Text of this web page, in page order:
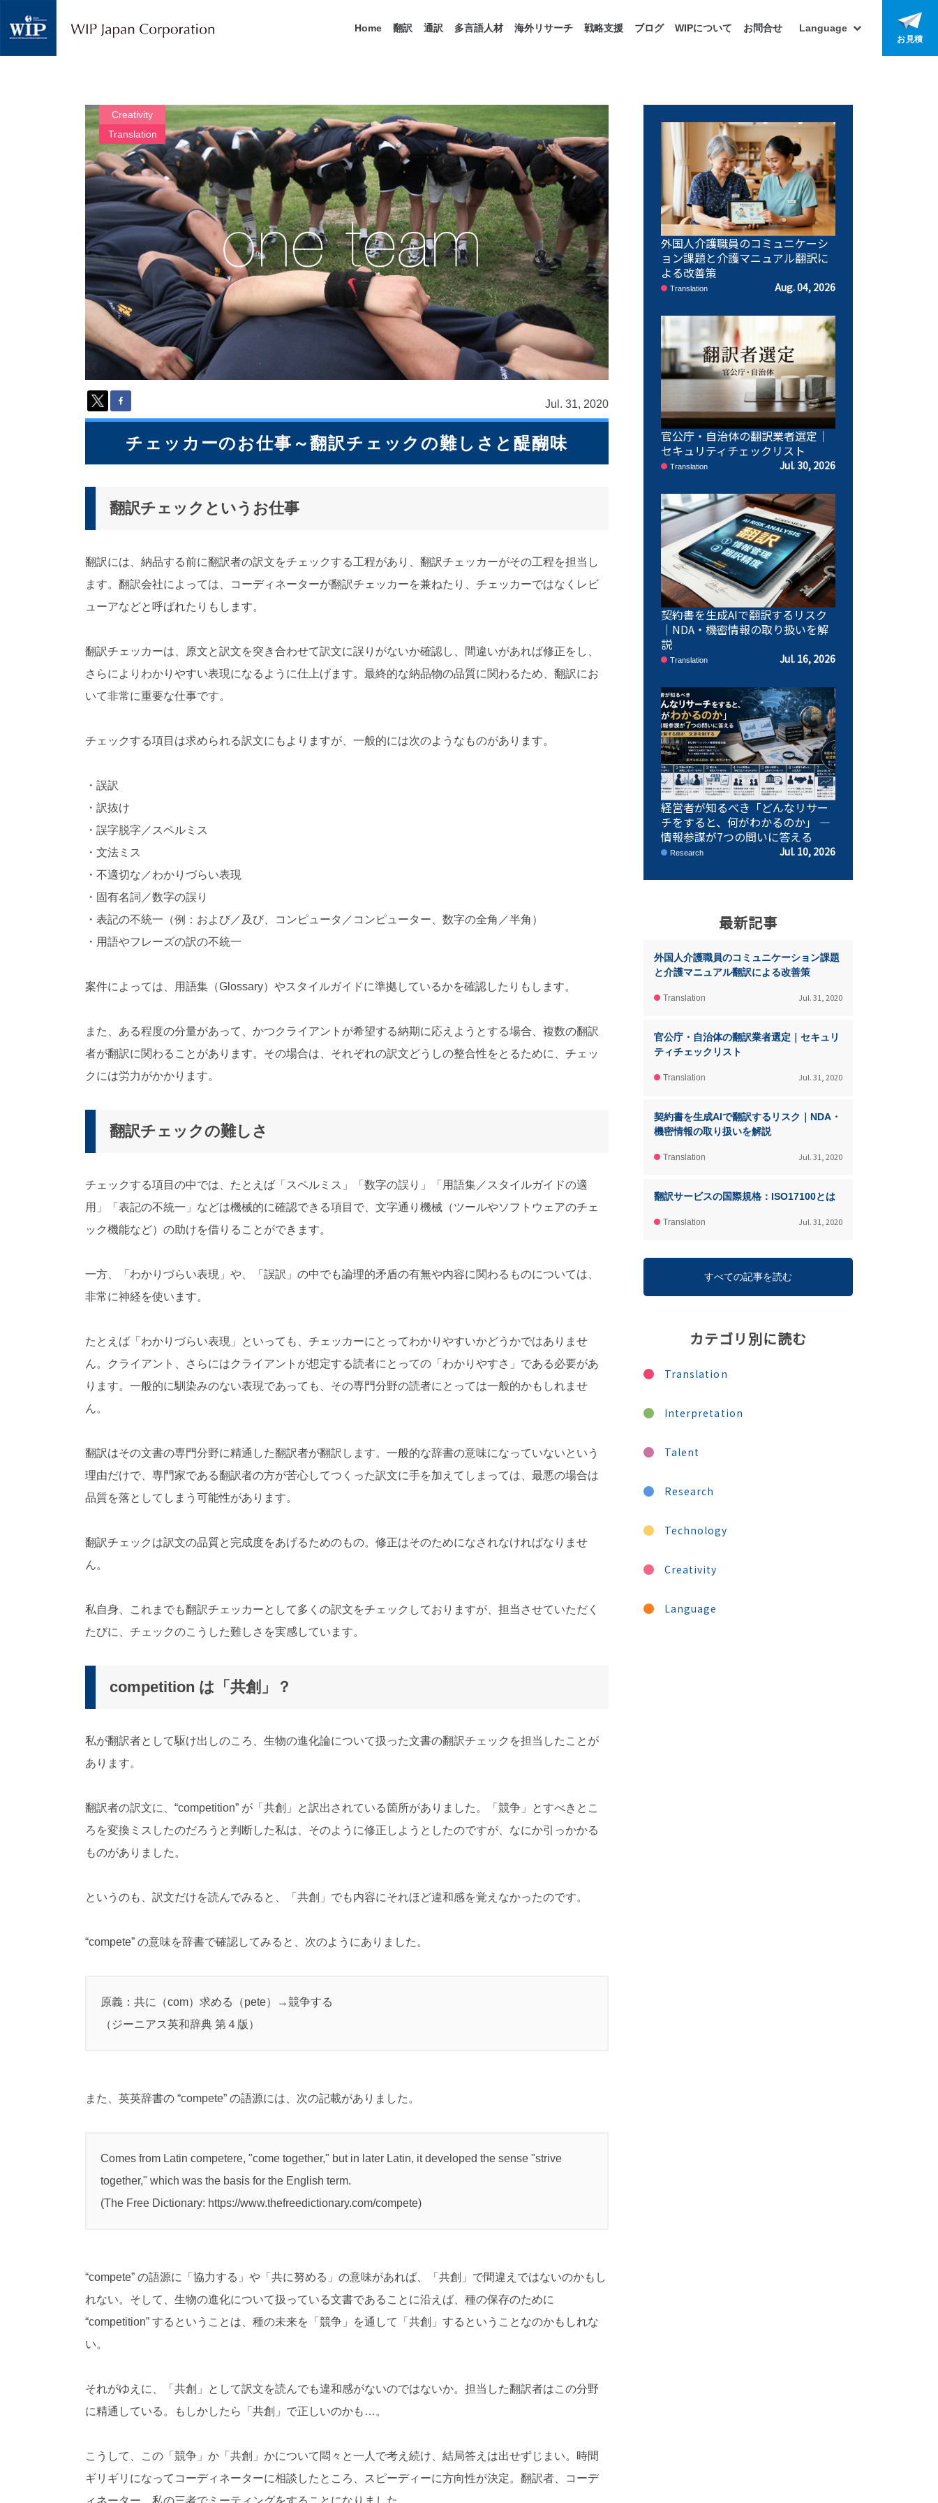
P
｜
翻
訳
・
訳
・
海
外
査
・
人
材
派
遣
の
多
ー
ス
9
2
1
0
カ
応
）
Home 翻訳 通訳 多言語人材 海外リサーチ 戦略支援 ブログ WIPについて お問合せ Language
お見積
Creativity
Translation
Jul. 31, 2020
チェッカーのお仕事～翻訳チェックの難しさと醍醐味
翻訳チェックというお仕事
翻訳には、納品する前に翻訳者の訳文をチェックする工程があり、翻訳チェッカーがその工程を担当し
ます。翻訳会社によっては、コーディネーターが翻訳チェッカーを兼ねたり、チェッカーではなくレビ
ューアなどと呼ばれたりもします。
翻訳チェッカーは、原文と訳文を突き合わせて訳文に誤りがないか確認し、間違いがあれば修正をし、
さらによりわかりやすい表現になるように仕上げます。最終的な納品物の品質に関わるため、翻訳にお
いて非常に重要な仕事です。
チェックする項目は求められる訳文にもよりますが、一般的には次のようなものがあります。
・誤訳
・訳抜け
・誤字脱字／スペルミス
・文法ミス
・不適切な／わかりづらい表現
・固有名詞／数字の誤り
・表記の不統一（例：および／及び、コンピュータ／コンピューター、数字の全角／半角）
・用語やフレーズの訳の不統一
案件によっては、用語集（Glossary）やスタイルガイドに準拠しているかを確認したりもします。
また、ある程度の分量があって、かつクライアントが希望する納期に応えようとする場合、複数の翻訳
者が翻訳に関わることがあります。その場合は、それぞれの訳文どうしの整合性をとるために、チェッ
クには労力がかかります。
翻訳チェックの難しさ
チェックする項目の中では、たとえば「スペルミス」「数字の誤り」「用語集／スタイルガイドの適
用」「表記の不統一」などは機械的に確認できる項目で、文字通り機械（ツールやソフトウェアのチェ
ック機能など）の助けを借りることができます。
一方、「わかりづらい表現」や、「誤訳」の中でも論理的矛盾の有無や内容に関わるものについては、
非常に神経を使います。
たとえば「わかりづらい表現」といっても、チェッカーにとってわかりやすいかどうかではありませ
ん。クライアント、さらにはクライアントが想定する読者にとっての「わかりやすさ」である必要があ
ります。一般的に馴染みのない表現であっても、その専門分野の読者にとっては一般的かもしれませ
ん。
翻訳はその文書の専門分野に精通した翻訳者が翻訳します。一般的な辞書の意味になっていないという
理由だけで、専門家である翻訳者の方が苦心してつくった訳文に手を加えてしまっては、最悪の場合は
品質を落としてしまう可能性があります。
翻訳チェックは訳文の品質と完成度をあげるためのもの。修正はそのためになされなければなりませ
ん。
私自身、これまでも翻訳チェッカーとして多くの訳文をチェックしておりますが、担当させていただく
たびに、チェックのこうした難しさを実感しています。
competition は「共創」？
私が翻訳者として駆け出しのころ、生物の進化論について扱った文書の翻訳チェックを担当したことが
あります。
翻訳者の訳文に、“competition” が「共創」と訳出されている箇所がありました。「競争」とすべきとこ
ろを変換ミスしたのだろうと判断した私は、そのように修正しようとしたのですが、なにか引っかかる
ものがありました。
というのも、訳文だけを読んでみると、「共創」でも内容にそれほど違和感を覚えなかったのです。
“compete” の意味を辞書で確認してみると、次のようにありました。
原義：共に（com）求める（pete）→競争する
（ジーニアス英和辞典 第４版）
また、英英辞書の “compete” の語源には、次の記載がありました。
Comes from Latin competere, "come together," but in later Latin, it developed the sense "strive
together," which was the basis for the English term.
(The Free Dictionary: https://www.thefreedictionary.com/compete)
“compete” の語源に「協力する」や「共に努める」の意味があれば、「共創」で間違えではないのかもし
れない。そして、生物の進化について扱っている文書であることに沿えば、種の保存のために
“competition” するということは、種の未来を「競争」を通して「共創」するということなのかもしれな
い。
それがゆえに、「共創」として訳文を読んでも違和感がないのではないか。担当した翻訳者はこの分野
に精通している。もしかしたら「共創」で正しいのかも…。
こうして、この「競争」か「共創」かについて悶々と一人で考え続け、結局答えは出せずじまい。時間
ギリギリになってコーディネーターに相談したところ、スピーディーに方向性が決定。翻訳者、コーデ
ィネーター、私の三者でミーティングをすることになりました。
外国人介護職員のコミュニケーシ
ョン課題と介護マニュアル翻訳に
よる改善策
Translation Aug. 04, 2026
官公庁・自治体の翻訳業者選定｜
セキュリティチェックリスト
Translation Jul. 30, 2026
契約書を生成AIで翻訳するリスク
｜NDA・機密情報の取り扱いを解
説
Translation Jul. 16, 2026
経営者が知るべき「どんなリサー
チをすると、何がわかるのか」 ―
情報参謀が7つの問いに答える
Research Jul. 10, 2026
最新記事
外国人介護職員のコミュニケーション課題
と介護マニュアル翻訳による改善策
Translation Jul. 31, 2020
官公庁・自治体の翻訳業者選定｜セキュリ
ティチェックリスト
Translation Jul. 31, 2020
契約書を生成AIで翻訳するリスク｜NDA・
機密情報の取り扱いを解説
Translation Jul. 31, 2020
翻訳サービスの国際規格：ISO17100とは
Translation Jul. 31, 2020
すべての記事を読む
カテゴリ別に読む
Translation
Interpretation
Talent
Research
Technology
Creativity
Language